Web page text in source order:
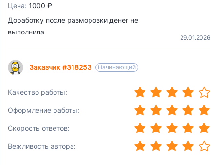
29.01.2026
Цена: 1000 ₽
Доработку после разморозки денег не
выполнила
Заказчик #318253 Начинающий
Качество работы: (*)(*) (*) (*) (
)
Оформление работы: (*)(*) (*) (*) (*)
Скорость ответов: (*)(*) (*) (*) (*)
Вежливость автора: (*)(*) (*) (*) (